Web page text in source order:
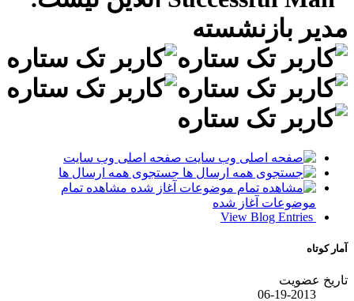
صفحه اصلی وب سایت
جستجوی همه ارسال ها
مشاهده تمام